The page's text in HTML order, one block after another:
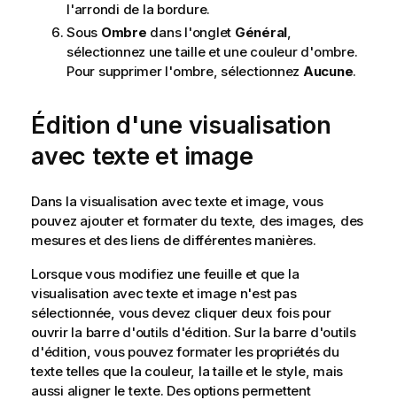
l'arrondi de la bordure.
Sous Ombre dans l'onglet Général,
sélectionnez une taille et une couleur d'ombre.
Pour supprimer l'ombre, sélectionnez Aucune.
Édition d'une visualisation
avec texte et image
Dans la visualisation avec texte et image, vous
pouvez ajouter et formater du texte, des images, des
mesures et des liens de différentes manières.
Lorsque vous modifiez une feuille et que la
visualisation avec texte et image n'est pas
sélectionnée, vous devez cliquer deux fois pour
ouvrir la barre d'outils d'édition. Sur la barre d'outils
d'édition, vous pouvez formater les propriétés du
texte telles que la couleur, la taille et le style, mais
aussi aligner le texte. Des options permettent